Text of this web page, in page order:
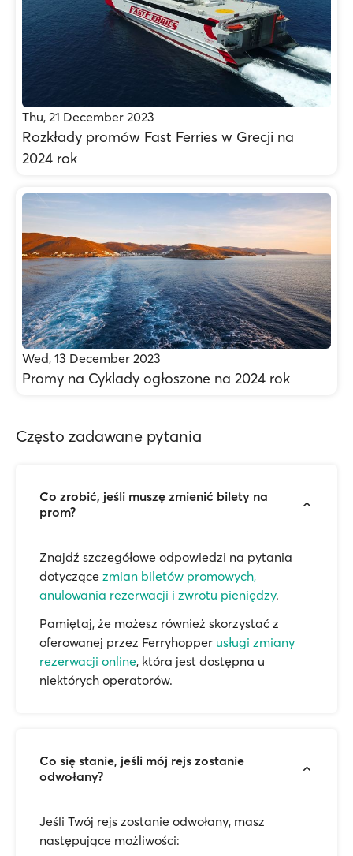
Thu, 21 December 2023
Rozkłady promów Fast Ferries w Grecji na
2024 rok
Wed, 13 December 2023
Promy na Cyklady ogłoszone na 2024 rok
Często zadawane pytania
Co zrobić, jeśli muszę zmienić bilety na
prom?
Znajdź szczegółowe odpowiedzi na pytania
dotyczące zmian biletów promowych,
anulowania rezerwacji i zwrotu pieniędzy.
Pamiętaj, że możesz również skorzystać z
oferowanej przez Ferryhopper usługi zmiany
rezerwacji online, która jest dostępna u
niektórych operatorów.
Co się stanie, jeśli mój rejs zostanie
odwołany?
Jeśli Twój rejs zostanie odwołany, masz
następujące możliwości: